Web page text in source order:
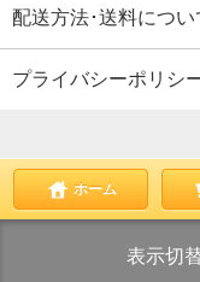
配送方法･送料につい
プライバシーポリシ
ホーム
表示切